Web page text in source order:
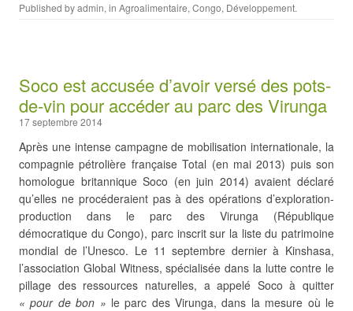
Published byadmin, in Agroalimentaire, Congo, Développement.
Soco est accusée d’avoir versé des pots-
de-vin pour accéder au parc des Virunga
17 septembre 2014
Après une intense campagne de mobilisation internationale, la
compagnie pétrolière française Total (en mai 2013) puis son
homologue britannique Soco (en juin 2014) avaient déclaré
qu’elles ne procéderaient pas à des opérations d’exploration-
production dans le parc des Virunga (République
démocratique du Congo), parc inscrit sur la liste du patrimoine
mondial de l’Unesco. Le 11 septembre dernier à Kinshasa,
l’association Global Witness, spécialisée dans la lutte contre le
pillage des ressources naturelles, a appelé Soco à quitter
« pour de bon » le parc des Virunga, dans la mesure où le